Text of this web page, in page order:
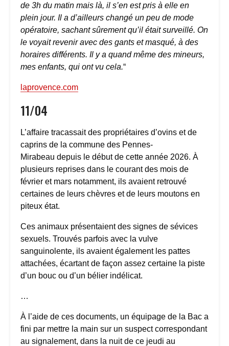
de 3h du matin mais là, il s’en est pris à elle en
plein jour. Il a d’ailleurs changé un peu de mode
opératoire, sachant sûrement qu’il était surveillé. On
le voyait revenir avec des gants et masqué, à des
horaires différents. Il y a quand même des mineurs,
mes enfants, qui ont vu cela.“
laprovence.com
11/04
L’affaire tracassait des propriétaires d’ovins et de
caprins de la commune des Pennes-
Mirabeau depuis le début de cette année 2026. À
plusieurs reprises dans le courant des mois de
février et mars notamment, ils avaient retrouvé
certaines de leurs chèvres et de leurs moutons en
piteux état.
Ces animaux présentaient des signes de sévices
sexuels. Trouvés parfois avec la vulve
sanguinolente, ils avaient également les pattes
attachées, écartant de façon assez certaine la piste
d’un bouc ou d’un bélier indélicat.
…
À l’aide de ces documents, un équipage de la Bac a
fini par mettre la main sur un suspect correspondant
au signalement, dans la nuit de ce jeudi au